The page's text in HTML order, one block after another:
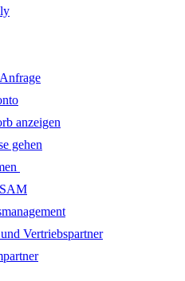
anzeigen
gehen
Vertriebspartner